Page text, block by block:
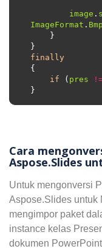
image .
ImageFormat . Bmp
finally
if ( pres
Cara
Aspose.Slides
Untuk mengonversi
Aspose.Slides untuk
mengimpor paket
instance kelas
dokumen